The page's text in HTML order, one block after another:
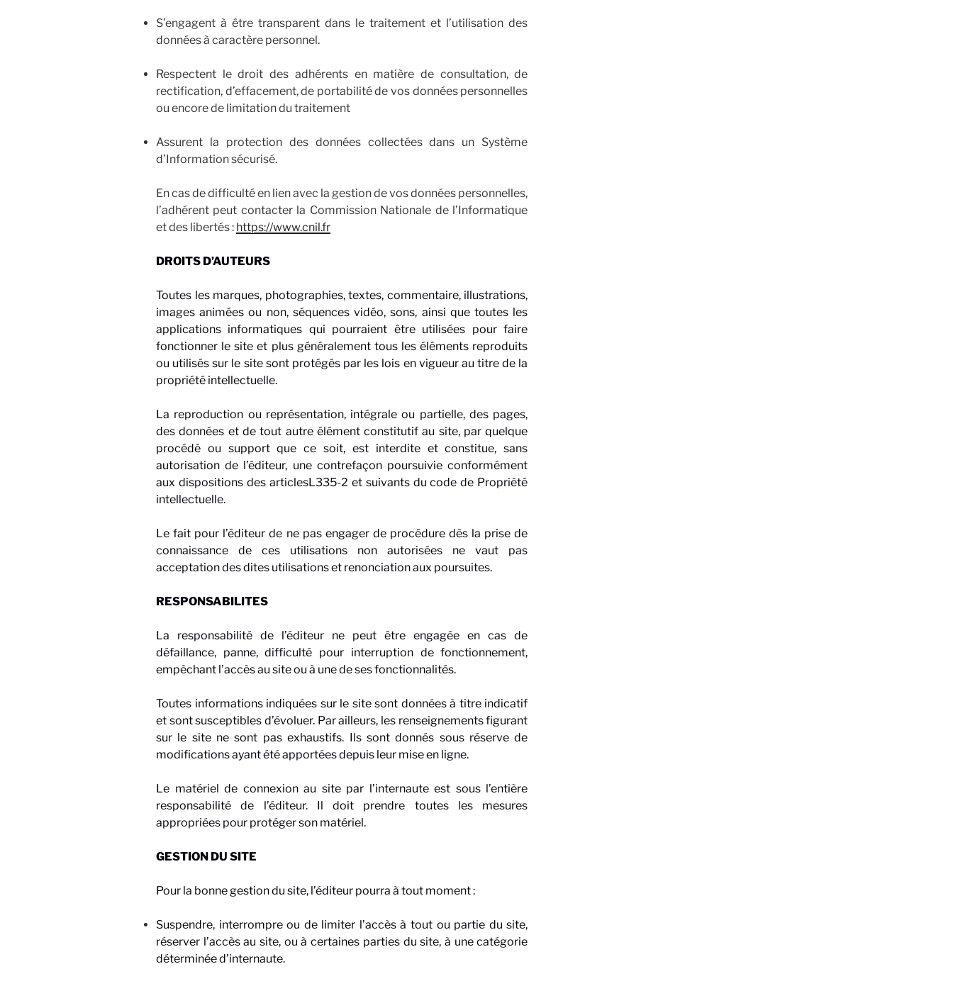
S’engagent à être transparent dans le traitement et l’utilisation des
données à caractère personnel.
Respectent le droit des adhérents en matière de consultation, de
rectification, d’effacement, de portabilité de vos données personnelles
ou encore de limitation du traitement
Assurent la protection des données collectées dans un Système
d’Information sécurisé.
En cas de difficulté en lien avec la gestion de vos données personnelles,
l’adhérent peut contacter la Commission Nationale de l’Informatique
et des libertés : https://www.cnil.fr
DROITS D’AUTEURS
Toutes les marques, photographies, textes, commentaire, illustrations,
images animées ou non, séquences vidéo, sons, ainsi que toutes les
applications informatiques qui pourraient être utilisées pour faire
fonctionner le site et plus généralement tous les éléments reproduits
ou utilisés sur le site sont protégés par les lois en vigueur au titre de la
propriété intellectuelle.
La reproduction ou représentation, intégrale ou partielle, des pages,
des données et de tout autre élément constitutif au site, par quelque
procédé ou support que ce soit, est interdite et constitue, sans
autorisation de l’éditeur, une contrefaçon poursuivie conformément
aux dispositions des articlesL335-2 et suivants du code de Propriété
intellectuelle.
Le fait pour l’éditeur de ne pas engager de procédure dès la prise de
connaissance de ces utilisations non autorisées ne vaut pas
acceptation des dites utilisations et renonciation aux poursuites.
RESPONSABILITES
La responsabilité de l’éditeur ne peut être engagée en cas de
défaillance, panne, difficulté pour interruption de fonctionnement,
empêchant l’accès au site ou à une de ses fonctionnalités.
Toutes informations indiquées sur le site sont données à titre indicatif
et sont susceptibles d’évoluer. Par ailleurs, les renseignements figurant
sur le site ne sont pas exhaustifs. Ils sont donnés sous réserve de
modifications ayant été apportées depuis leur mise en ligne.
Le matériel de connexion au site par l’internaute est sous l’entière
responsabilité de l’éditeur. Il doit prendre toutes les mesures
appropriées pour protéger son matériel.
GESTION DU SITE
Pour la bonne gestion du site, l’éditeur pourra à tout moment :
Suspendre, interrompre ou de limiter l’accès à tout ou partie du site,
réserver l’accès au site, ou à certaines parties du site, à une catégorie
déterminée d’internaute.